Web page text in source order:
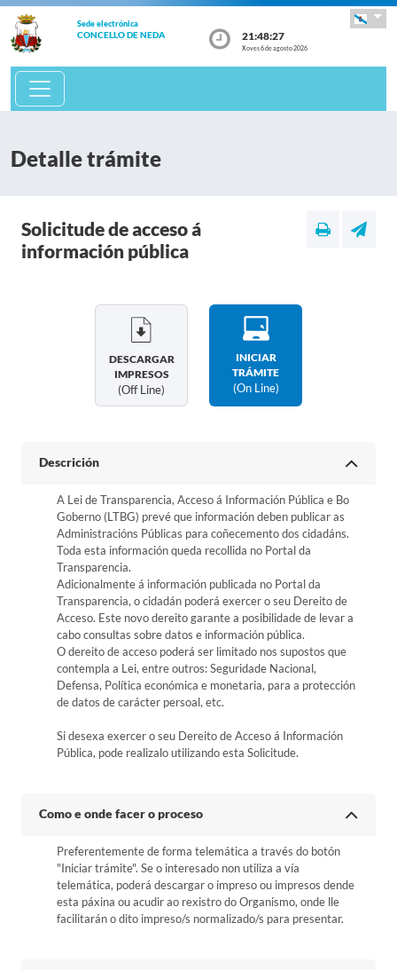
Sede electrónica
CONCELLO DE NEDA 21:48:27
Xoves 6 de agosto 2026
Detalle trámite
Solicitude de acceso á
información pública
DESCARGAR
IMPRESOS
(off Line)
INICIAR
TRÁMITE
(on Line)
Descrición
A Lei de Transparencia, Acceso á Información Pública e Bo
Goberno (LTBG) prevé que información deben publicar as
Administracións Públicas para coñecemento dos cidadáns.
Toda esta información queda recollida no Portal da
Transparencia.
Adicionalmente á información publicada no Portal da
Transparencia, o cidadán poderá exercer o seu Dereito de
Acceso. Este novo dereito garante a posibilidade de levar a
cabo consultas sobre datos e información pública.
O dereito de acceso poderá ser limitado nos supostos que
contempla a Lei, entre outros: Seguridade Nacional,
Defensa, Política económica e monetaria, para a protección
de datos de carácter persoal, etc.
Si desexa exercer o seu Dereito de Acceso á Información
Pública, pode realizalo utilizando esta Solicitude.
Como e onde facer o proceso
Preferentemente de forma telemática a través do botón
"Iniciar trámite". Se o interesado non utiliza a vía
telemática, poderá descargar o impreso ou impresos dende
esta páxina ou acudir ao rexistro do Organismo, onde lle
facilitarán o dito impreso/s normalizado/s para presentar.